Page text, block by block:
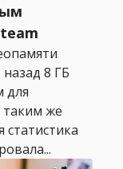
8 ГБ
для
таким же